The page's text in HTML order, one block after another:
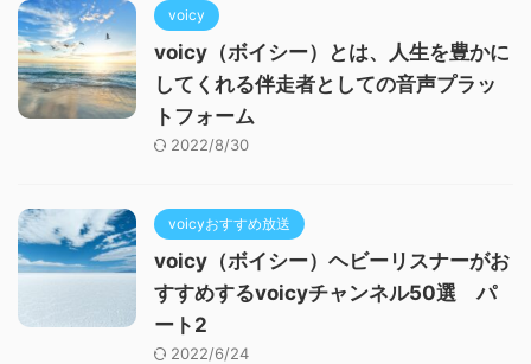
voicy
voicy（ボイシー）とは、人生を豊かに
してくれる伴走者としての音声プラッ
トフォーム
2022/8/30
voicyおすすめ放送
voicy（ボイシー）ヘビーリスナーがお
すすめするvoicyチャンネル50選 パ
ート2
2022/6/24